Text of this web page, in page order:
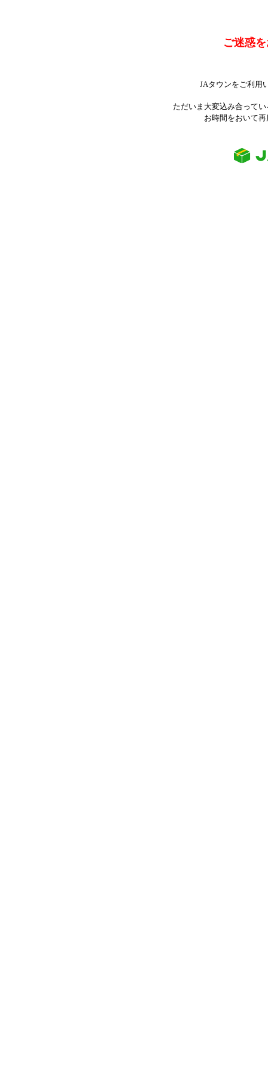
ご迷惑
JAタウンをご利用
ただいま大変込み合って
お時間をおいて